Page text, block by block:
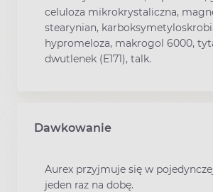
celuloza mikrokrystaliczna,
stearynian,
hypromeloza, makrogol 6000,
dwutlenek (E171), talk.
Dawkowanie
Aurex przyjmuje się w
jeden raz na dobę.